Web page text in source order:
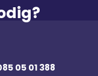
05 01 388